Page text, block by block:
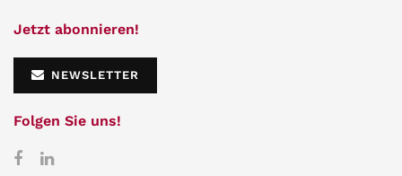
Jetzt abonnieren!
NEWSLETTER
Folgen Sie uns!